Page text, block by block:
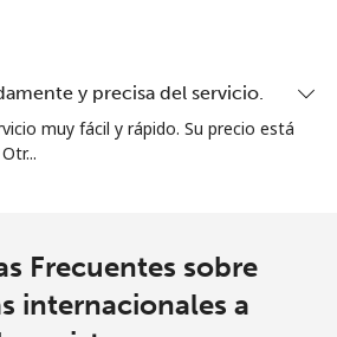
y precisa del servicio.
muy fácil y rápido. Su precio está
Frecuentes sobre
internacionales a